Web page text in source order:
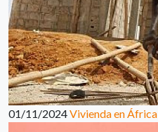
01/11/2024Vivienda en África